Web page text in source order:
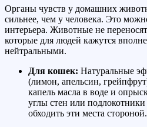
Органы чувств у домашних
сильнее, чем у человека. Это
интерьера. Животные не
которые для людей кажутся
нейтральными.
Для кошек: Натуральные
(лимон, апельсин,
капель масла в воде и
углы стен или
обходить эти места стороной.